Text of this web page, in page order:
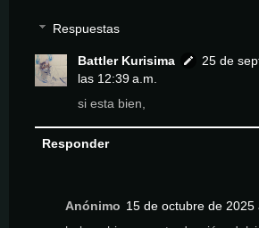
Respuestas
Battler Kurisima
25 de
las 12:39 a.m.
si esta bien,
Responder
Anónimo 15 de octubre de 2025